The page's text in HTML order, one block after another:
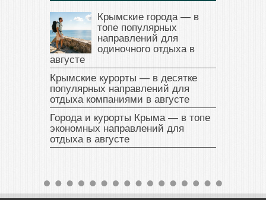
Крымские города — в
топе популярных
направлений для
одиночного отдыха в
августе
Крымские курорты — в десятке
популярных направлений для
отдыха компаниями в августе
Города и курорты Крыма — в топе
экономных направлений для
отдыха в августе